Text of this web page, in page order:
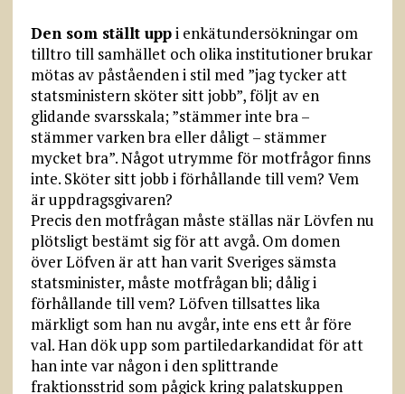
Den som ställt uppi enkätundersökningar om
tilltro till samhället och olika institutioner brukar
mötas av påståenden i stil med ”jag tycker att
statsministern sköter sitt jobb”, följt av en
glidande svarsskala; ”stämmer inte bra –
stämmer varken bra eller dåligt – stämmer
mycket bra”. Något utrymme för motfrågor finns
inte. Sköter sitt jobb i förhållande till vem? Vem
är uppdragsgivaren?
Precis den motfrågan måste ställas när Lövfen nu
plötsligt bestämt sig för att avgå. Om domen
över Löfven är att han varit Sveriges sämsta
statsminister, måste motfrågan bli; dålig i
förhållande till vem? Löfven tillsattes lika
märkligt som han nu avgår, inte ens ett år före
val. Han dök upp som partiledarkandidat för att
han inte var någon i den splittrande
fraktionsstrid som pågick kring palatskuppen